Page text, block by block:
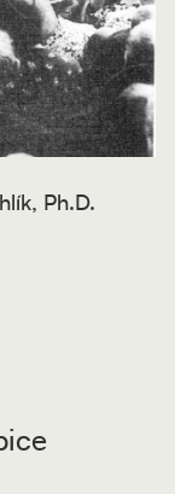
Ph.D.